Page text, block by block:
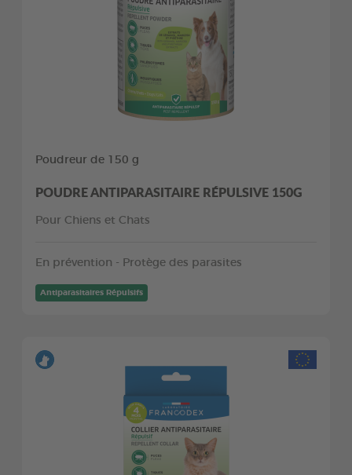
Poudreur de 150 g
POUDRE ANTIPARASITAIRE RÉPULSIVE 150G
Pour Chiens et Chats
En prévention - Protège des parasites
Antiparasitaires Répulsifs